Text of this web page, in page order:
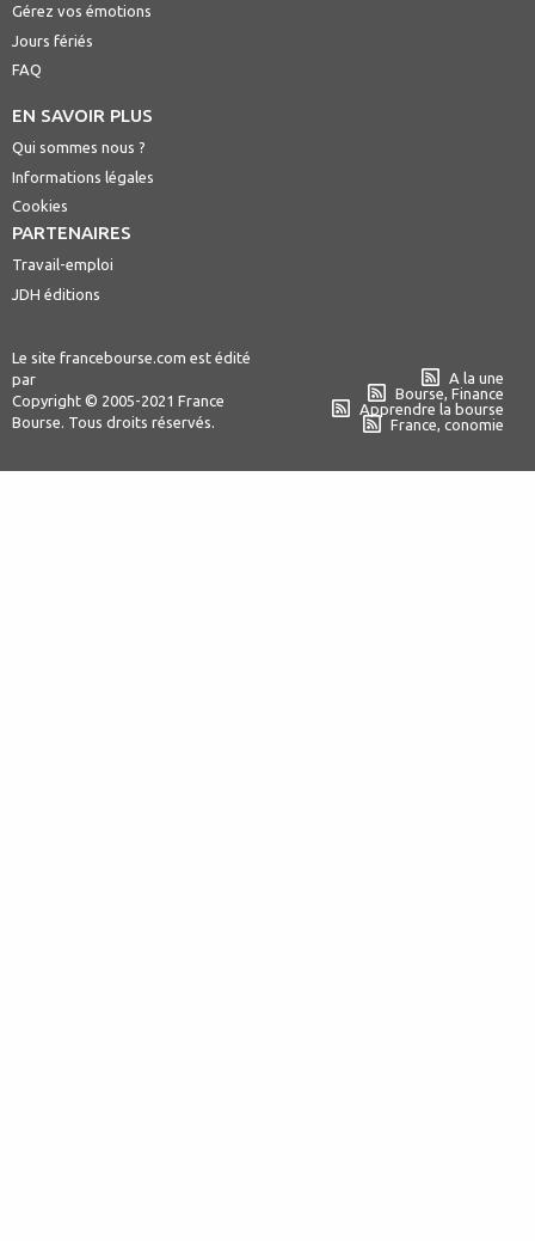
Gérez vos émotions
Jours fériés
FAQ
EN SAVOIR PLUS
Qui sommes nous ?
Informations légales
Cookies
PARTENAIRES
Travail-emploi
JDH éditions
Le site francebourse.com est édité
par
Copyright © 2005-2021 France
Bourse. Tous droits réservés.
A la une
Bourse, Finance
Apprendre la bourse
France, conomie